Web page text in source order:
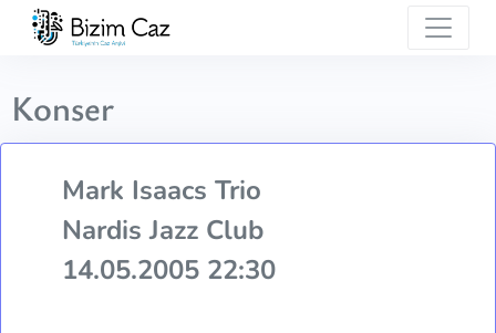
Konser
Mark Isaacs Trio
Nardis Jazz Club
14.05.2005 22:30